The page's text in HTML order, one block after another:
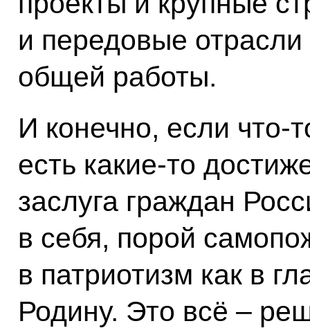
и передовые
общей работы.
И конечно, если
есть какие‑то
заслуга граждан
в себя, порой
в патриотизм как в
Родину. Это всё –